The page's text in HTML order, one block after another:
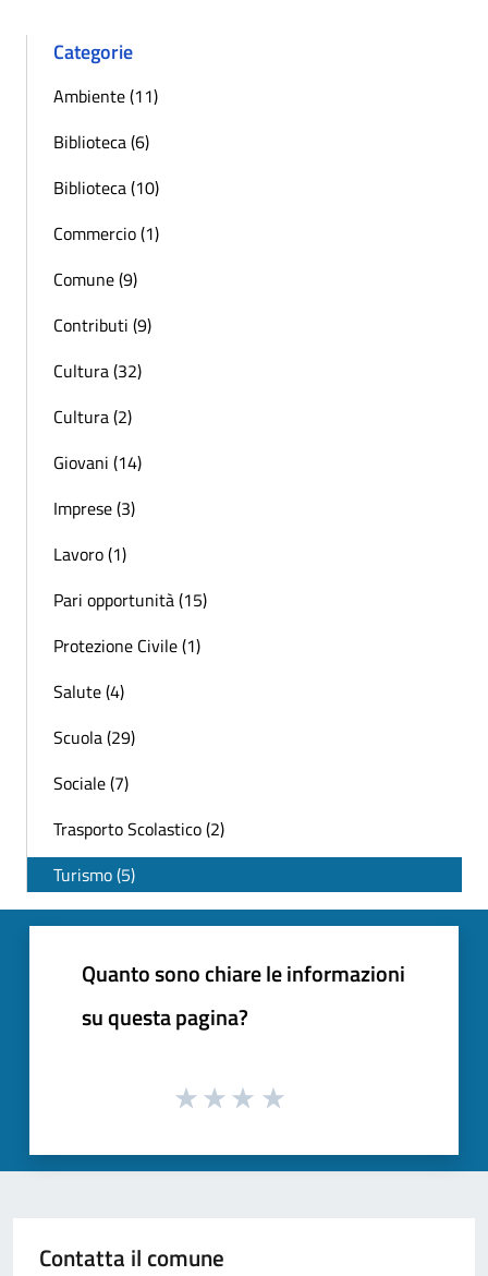
Categorie
Ambiente (11)
Biblioteca (6)
Biblioteca (10)
Commercio (1)
Comune (9)
Contributi (9)
Cultura (32)
Cultura (2)
Giovani (14)
Imprese (3)
Lavoro (1)
Pari opportunità (15)
Protezione Civile (1)
Salute (4)
Scuola (29)
Sociale (7)
Trasporto Scolastico (2)
Turismo (5)
Quanto sono chiare le informazioni
su questa pagina?
Contatta il comune